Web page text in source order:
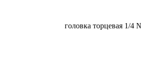
головка торцевая 1/4